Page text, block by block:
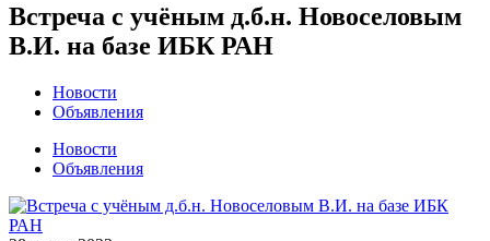
Встреча с учёным д.б.н. Новоселовым
В.И. на базе ИБК РАН
Новости
Объявления
Новости
Объявления